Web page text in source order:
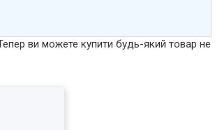
ви можете купити будь-який товар не